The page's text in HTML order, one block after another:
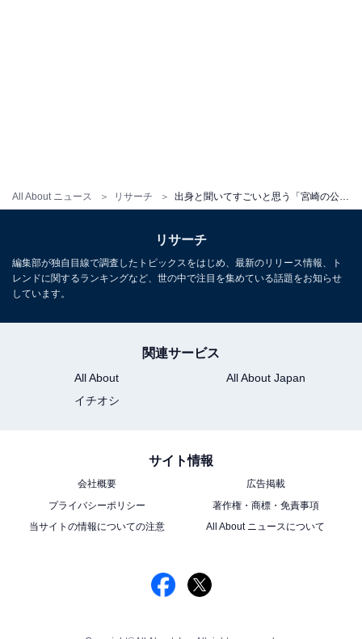
All About ニュース リサーチ 出身と聞いてすごいと思う「宮崎の公立進学校」ランキング！ 1位は「宮崎西高等学校」、では続く2位は？
リサーチ
編集部が独自目線で調査したトピックスをはじめ、最新のリリース情報、ト
レンドに関するランキングなど、世の中で注目を集めている話題をお知らせ
しています。
関連サービス
All About
All About Japan
イチオシ
サイト情報
会社概要
広告掲載
プライバシーポリシー
著作権・商標・免責事項
当サイトの情報についての注意
All About ニュースについて